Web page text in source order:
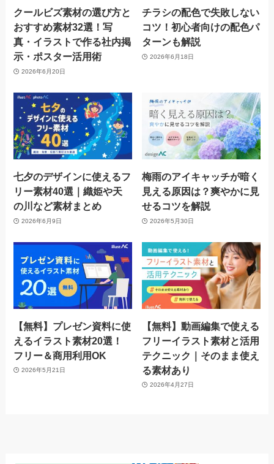
クールビズ素材の選び方と
おすすめ素材32選！写
真・イラストで作る社内掲
示・ポスター活用術
2026年6月20日
チラシの配色で失敗しない
コツ！初心者向けの配色パ
ターンも解説
2026年6月18日
七夕のデザインに使えるフ
リー素材40選｜織姫や天
の川など素材まとめ
2026年6月9日
梅雨のアイキャッチが暗く
見える原因は？爽やかに見
せるコツを解説
2026年5月30日
【無料】プレゼン資料に使
えるイラスト素材20選！
フリー＆商用利用OK
2026年5月21日
【無料】動画編集で使える
フリーイラスト素材と活用
テクニック｜そのまま使え
る素材あり
2026年4月27日